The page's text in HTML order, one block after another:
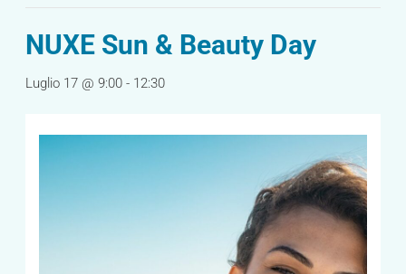
NUXE Sun & Beauty Day
Luglio 17 @ 9:00 - 12:30